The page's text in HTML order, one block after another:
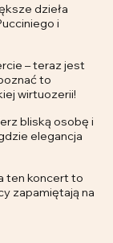
dzieła
i
– teraz jest
to
wirtuozerii!
bliską osobę i
elegancja
ten koncert to
zapamiętają na